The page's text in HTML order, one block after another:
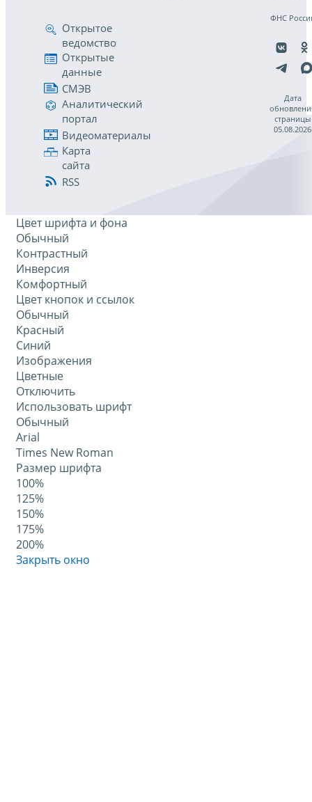
Открытое
ведомство
Открытые
данные
СМЭВ
Аналитический
портал
Видеоматериалы
Карта
сайта
RSS
ФНС
Дата
страницы
05.08.2026
Цвет шрифта и фона
Обычный
Контрастный
Инверсия
Комфортный
Цвет кнопок и ссылок
Обычный
Красный
Синий
Изображения
Цветные
Отключить
Использовать шрифт
Обычный
Arial
Times New Roman
Размер шрифта
100%
125%
150%
175%
200%
Закрыть окно